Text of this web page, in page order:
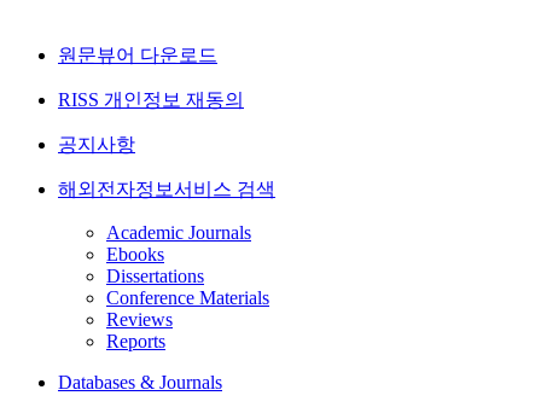
원문뷰어 다운로드
RISS 개인정보 재동의
공지사항
해외전자정보서비스 검색
Academic Journals
Ebooks
Dissertations
Conference Materials
Reviews
Reports
Databases & Journals